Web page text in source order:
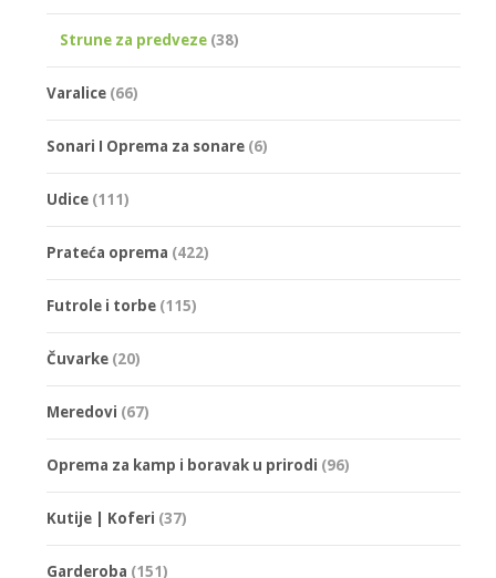
Strune za predveze (38)
Varalice (66)
Sonari I Oprema za sonare (6)
Udice (111)
Prateća oprema (422)
Futrole i torbe (115)
Čuvarke (20)
Meredovi (67)
Oprema za kamp i boravak u prirodi (96)
Kutije | Koferi (37)
Garderoba (151)